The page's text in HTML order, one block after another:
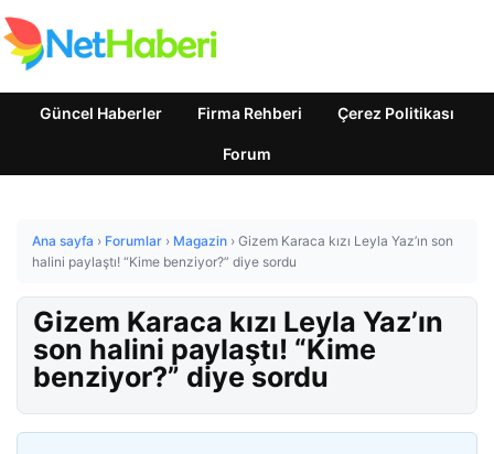
Güncel Haberler Firma Rehberi Çerez Politikası
Forum
Ana sayfa › Forumlar › Magazin › Gizem Karaca kızı Leyla Yaz’ın son
halini paylaştı! “Kime benziyor?” diye sordu
Gizem Karaca kızı Leyla Yaz’ın
son halini paylaştı! “Kime
benziyor?” diye sordu